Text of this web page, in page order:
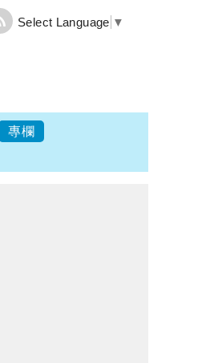
Select Language ▼
專欄